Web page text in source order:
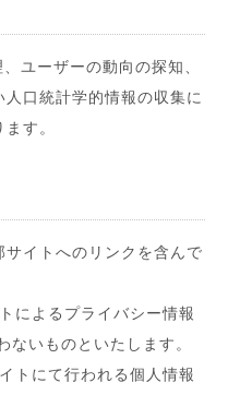
ユーザーの動向の探知、
口統計学的情報の収集に
す。
イトへのリンクを含んで
によるプライバシー情報
いものといたします。
トにて行われる個人情報